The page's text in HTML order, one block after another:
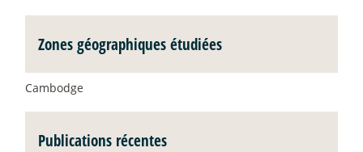
Zones géographiques étudiées
Cambodge
Publications récentes